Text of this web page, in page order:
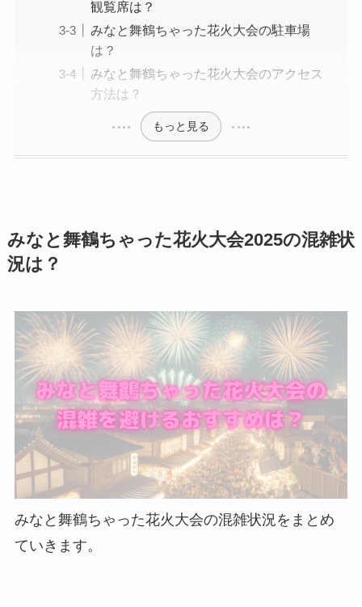
観覧席は？
みなと舞鶴ちゃった花火大会の駐車場
は？
みなと舞鶴ちゃった花火大会のアクセス
方法は？
もっと見る
みなと舞鶴ちゃった花火大会2025の混雑状
況は？
みなと舞鶴ちゃった花火大会の混雑状況をまとめ
ていきます。